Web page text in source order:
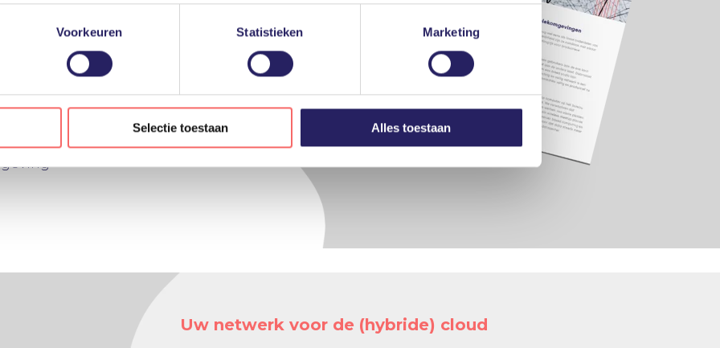
aanpassen.
door derden, vindt u in de instellingen en in onze privacyverklaring. U kunt
Voorkeuren Statistieken Marketing
Selectie toestaan Alles toestaan
worden
werkplek
werkplek eruitziet
voor toekomstvaste
Uw netwerk voor de (hybride) cloud